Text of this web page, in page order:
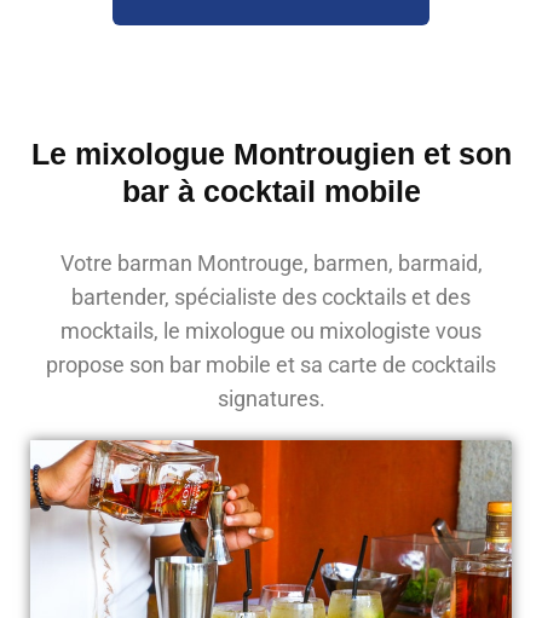
Le mixologue Montrougien et son
bar à cocktail mobile
Votre barman Montrouge, barmen, barmaid,
bartender, spécialiste des cocktails et des
mocktails, le mixologue ou mixologiste vous
propose son bar mobile et sa carte de cocktails
signatures.